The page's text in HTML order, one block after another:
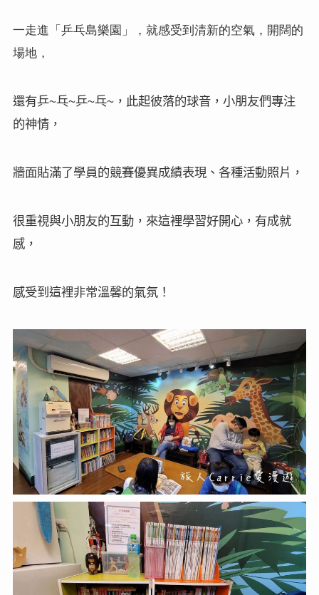
一走進「乒乓島樂園」，就感受到清新的空氣，開闊的
場地，
還有乒~乓~乒~乓~，此起彼落的球音，小朋友們專注
的神情，
牆面貼滿了學員的競賽優異成績表現、各種活動照片，
很重視與小朋友的互動，來這裡學習好開心，有成就
感，
感受到這裡非常溫馨的氣氛！